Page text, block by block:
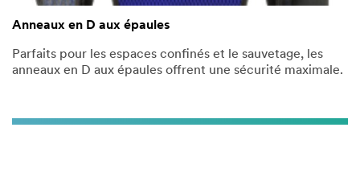
Anneaux en D aux épaules
Parfaits pour les espaces confinés et le sauvetage, les
anneaux en D aux épaules offrent une sécurité maximale.